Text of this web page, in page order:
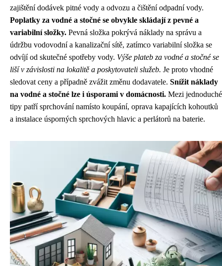
zajištění dodávek pitné vody a odvozu a čištění odpadní vody.
Poplatky za vodné a stočné se obvykle skládají z pevné a
variabilní složky. Pevná složka pokrývá náklady na správu a
údržbu vodovodní a kanalizační sítě, zatímco variabilní složka se
odvíjí od skutečné spotřeby vody. Výše plateb za vodné a stočné se
liší v závislosti na lokalitě a poskytovateli služeb. Je proto vhodné
sledovat ceny a případně zvážit změnu dodavatele. Snížit náklady
na vodné a stočné lze i úsporami v domácnosti. Mezi jednoduché
tipy patří sprchování namísto koupání, oprava kapajících kohoutků
a instalace úsporných sprchových hlavic a perlátorů na baterie.